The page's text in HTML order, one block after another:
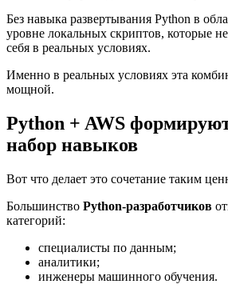
Без навыка развертывания Python в
уровне локальных скриптов, которые
себя в реальных условиях.
Именно в реальных условиях эта
мощной.
Python + AWS
набор навыков
Вот что делает это сочетание таким
Большинство Python-разработчиков
категорий:
специалисты по данным;
аналитики;
инженеры машинного обучения.